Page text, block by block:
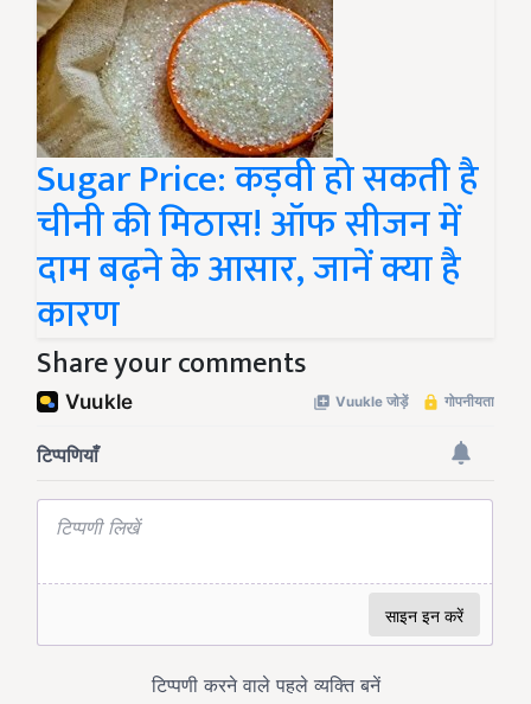
Sugar Price: कड़वी हो सकती है
चीनी की मिठास! ऑफ सीजन में
दाम बढ़ने के आसार, जानें क्या है
कारण
Share your comments